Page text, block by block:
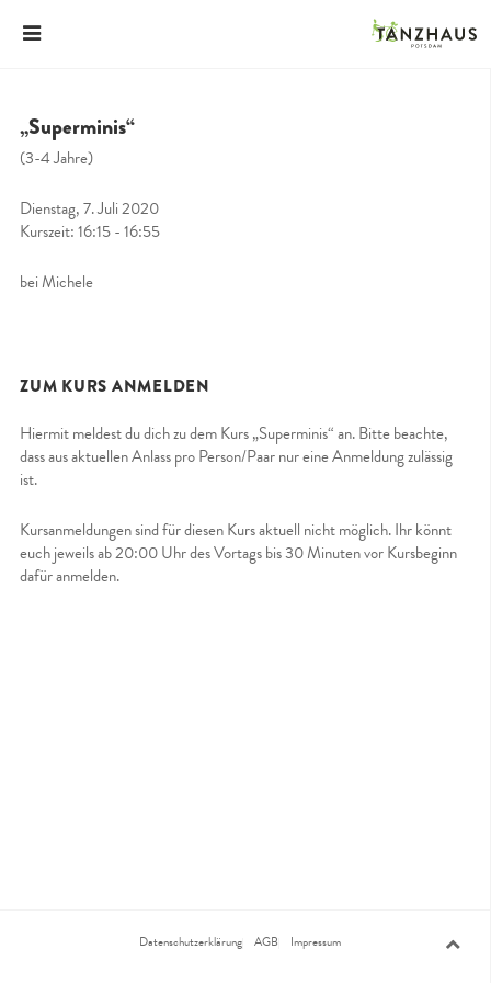
„Superminis“
(3-4 Jahre)
Dienstag, 7. Juli 2020
Kurszeit: 16:15 - 16:55
bei Michele
ZUM KURS ANMELDEN
Hiermit meldest du dich zu dem Kurs „Superminis“ an. Bitte beachte,
dass aus aktuellen Anlass pro Person/Paar nur eine Anmeldung zulässig
ist.
Kursanmeldungen sind für diesen Kurs aktuell nicht möglich. Ihr könnt
euch jeweils ab 20:00 Uhr des Vortags bis 30 Minuten vor Kursbeginn
dafür anmelden.
Datenschutzerklärung AGB Impressum